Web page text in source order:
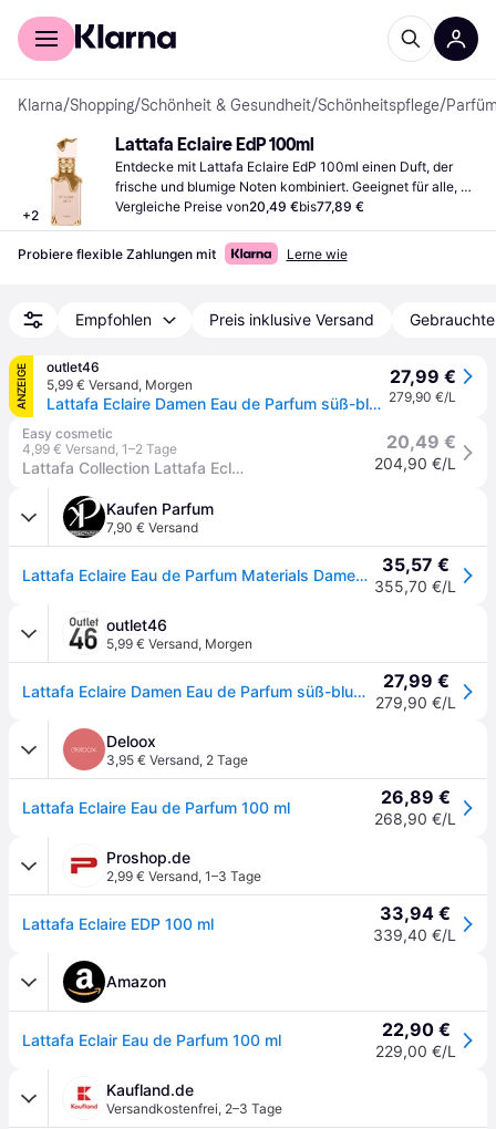
Für Shopper
Klarna/Shopping/Schönheit & Gesundheit/Schönheitspflege/
+2
Lattafa Eclaire EdP 100ml
Entdecke mit Lattafa Eclaire EdP 100ml einen Duft, der
frische und blumige Noten kombiniert. Geeignet für alle,
die einen stilvollen und klassischen Duft bevorzugen.
Vergleiche Preise von20,49 €bis77,89 €
Probiere flexible Zahlungen mit Lerne wie
Empfohlen Preis inklusive Versand
ANZEIGE
outlet46
5,99 € Versand, Morgen
Lattafa Eclaire Damen Eau de Parfum süß-blumiger Duft Körper-Parfüm 100ml Rosa
27,99 €
279,90 €/L
Easy cosmetic
4,99 € Versand, 1–2 Tage
Lattafa Collection Lattafa Eclaire Eau de Parfum Spray 100 ml 204,90 €/L
20,49 €
Kaufen Parfum
7,90 € Versand
Lattafa Eclaire Eau de Parfum Materials Damenparfum 100 ml - 100ml 35,57 €
355,70 €/L
outlet46
5,99 € Versand, Morgen
Lattafa Eclaire Damen Eau de Parfum süß-blumiger Duft Körper-Parfüm 100ml Rosa 27,99 €
279,90 €/L
Deloox
3,95 € Versand, 2 Tage
Lattafa Eclaire Eau de Parfum 100 ml 26,89 €
268,90 €/L
Proshop.de
2,99 € Versand, 1–3 Tage
Lattafa Eclaire EDP 100 ml 33,94 €
339,40 €/L
Amazon
Lattafa Eclair Eau de Parfum 100 ml 22,90 €
229,00 €/L
Kaufland.de
Versandkostenfrei, 2–3 Tage